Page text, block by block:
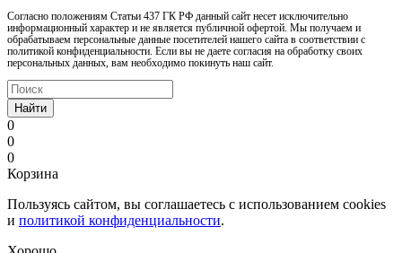
Согласно положениям Статьи 437 ГК РФ данный сайт несет исключительно
информационный характер и не является публичной офертой. Мы получаем и
обрабатываем персональные данные посетителей нашего сайта в соответствии с
политикой конфиденциальности. Если вы не даете согласия на обработку своих
персональных данных, вам необходимо покинуть наш сайт.
Найти
0
0
0
Корзина
Пользуясь сайтом, вы соглашаетесь с использованием cookies
и политикой конфиденциальности.